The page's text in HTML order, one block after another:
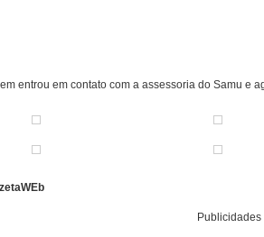
entrou em contato com a assessoria do Samu e
Publicidades